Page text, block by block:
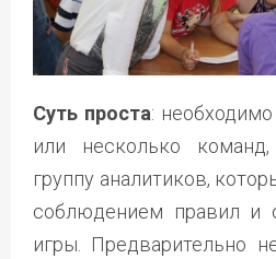
Суть проста:
или несколько
группу аналитиков,
соблюдением правил и
игры. Предварительно